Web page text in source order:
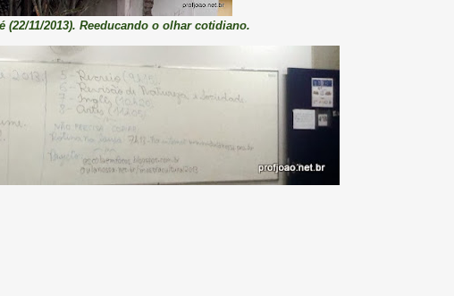
(22/11/2013). Reeducando o olhar cotidiano.